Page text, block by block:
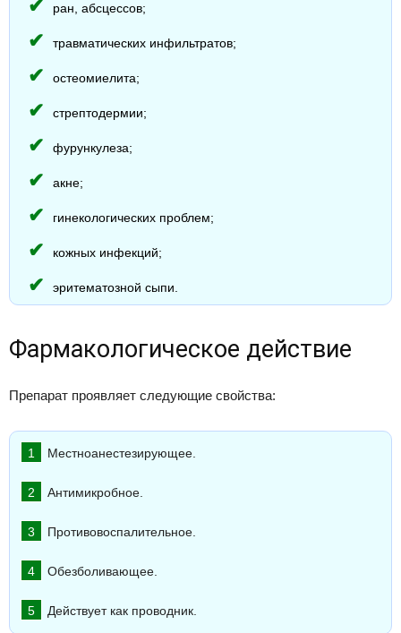
ран, абсцессов;
травматических инфильтратов;
остеомиелита;
стрептодермии;
фурункулеза;
акне;
гинекологических проблем;
кожных инфекций;
эритематозной сыпи.
Фармакологическое действие
Препарат проявляет следующие свойства:
Местноанестезирующее.
Антимикробное.
Противовоспалительное.
Обезболивающее.
Действует как проводник.